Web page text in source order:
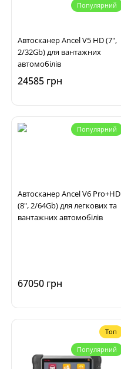
Популярний
Автосканер Ancel V5 HD (7",
2/32Gb) для вантажних
автомобілів
24585 грн
Популярний
Автосканер Ancel V6 Pro+HD
(8", 2/64Gb) для легкових та
вантажних автомобілів
67050 грн
Топ
Популярний